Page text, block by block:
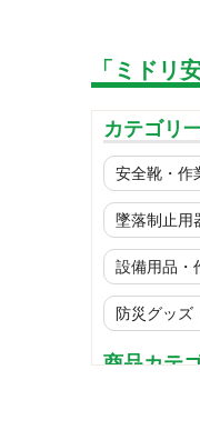
「ミドリ
カテゴリ
安全靴・作
墜落制止用
設備用品・
防災グッズ
商品カテ